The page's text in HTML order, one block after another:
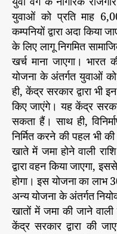
युवाओं को प्रति माह
कम्पनियों द्वारा अदा किया
के लिए लागू निगमित
खर्च माना जाएगा।
योजना के अंतर्गत युवाओं को
ही, केंद्र सरकार द्वारा भी
किए जाएंगे। यह केंद्र
सकता हैं। साथ ही,
निर्मित करने की पहल भी
खाते में जमा होने वाली
द्वारा वहन किया जाएगा,
होगा। इस योजना का लाभ
अन्य योजना के अंतर्गत
खातों में जमा की जाने वाली
केंद्र सरकार द्वारा की